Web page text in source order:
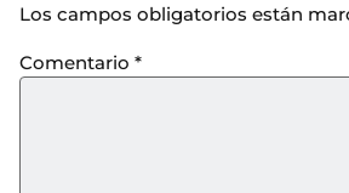
Los campos obligatorios están
Comentario *